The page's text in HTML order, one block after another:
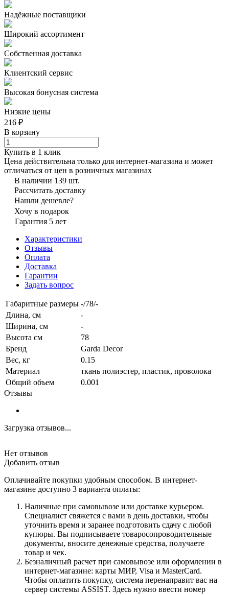
Надёжные поставщики
Широкий ассортимент
Собственная доставка
Клиентский сервис
Высокая бонусная система
Низкие цены
216 ₽
В корзину
Купить в 1 клик
Цена действительна только для интернет-магазина и может
отличаться от цен в розничных магазинах
В наличии 139 шт.
Рассчитать доставку
Нашли дешевле?
Хочу в подарок
Гарантия 5 лет
Характеристики
Отзывы
Оплата
Доставка
Гарантии
Задать вопрос
Габаритные размеры -/78/-
Длина, см
-
Ширина, см
-
Высота см
78
Бренд
Garda Decor
Вес, кг
0.15
Материал
ткань полиэстер, пластик, проволока
Общий объем
0.001
Отзывы
Загрузка отзывов...
Нет отзывов
Добавить отзыв
Оплачивайте покупки удобным способом. В интернет-
магазине доступно 3 варианта оплаты:
Наличные при самовывозе или доставке курьером.
Специалист свяжется с вами в день доставки, чтобы
уточнить время и заранее подготовить сдачу с любой
купюры. Вы подписываете товаросопроводительные
документы, вносите денежные средства, получаете
товар и чек.
Безналичный расчет при самовывозе или оформлении в
интернет-магазине: карты МИР, Visa и MasterCard.
Чтобы оплатить покупку, система перенаправит вас на
сервер системы ASSIST. Здесь нужно ввести номер